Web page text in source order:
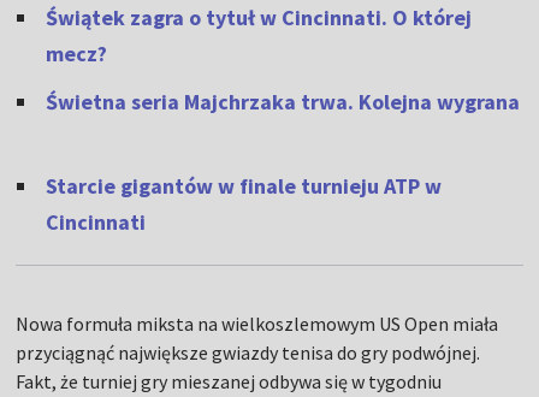
Świątek zagra o tytuł w Cincinnati. O której
mecz?
Świetna seria Majchrzaka trwa. Kolejna wygrana
Starcie gigantów w finale turnieju ATP w
Cincinnati
Nowa formuła miksta na wielkoszlemowym US Open miała
przyciągnąć największe gwiazdy tenisa do gry podwójnej.
Fakt, że turniej gry mieszanej odbywa się w tygodniu